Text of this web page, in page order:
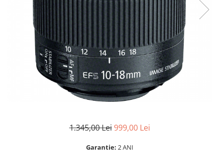
Parasolare
Teleconvertoare
Adaptoare montura / baioneta
Capace obiectiv si camera
Inele Macro
Filtre White Balance
Convertoare pe filet foto video
1.345,00 Lei 999,00 Lei
Garantie: 2 ANI